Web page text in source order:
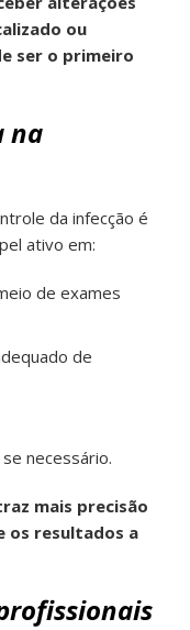
ou
ser o primeiro
na
da infecção é
ativo em:
de exames
de
necessário.
mais precisão
os resultados a